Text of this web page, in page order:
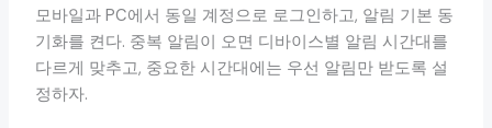
모바일과 PC에서 동일 계정으로 로그인하고, 알림 기본 동
기화를 켠다. 중복 알림이 오면 디바이스별 알림 시간대를
다르게 맞추고, 중요한 시간대에는 우선 알림만 받도록 설
정하자.